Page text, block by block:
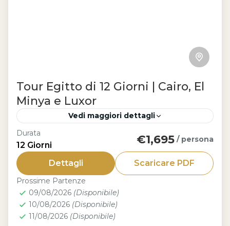
Tour Egitto di 12 Giorni | Cairo, El
Minya e Luxor
Vedi maggiori dettagli
Pacchetti Vacanze
Un viaggio straordinario che unisce le
icone immortali del Cairo e di Luxor ai
tesori nascosti del Medio Egitto, come El
Minya e il sacro...
1 Persona
Durata
12 Giorni €1,695 / persona
Dettagli Scaricare PDF
Prossime Partenze
09/08/2026 (Disponibile)
10/08/2026 (Disponibile)
11/08/2026 (Disponibile)